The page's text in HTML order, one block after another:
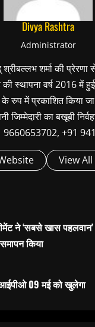
Divya Rashtra
Administrator
श्रीबल्लभ शर्मा की प्रेरणा
स्थापना वर्ष 2016 में
रुप में प्रकाशित किया जा
जिम्मेदारी का बखूबी
9660653702, +91
View
ने ‘सबसे खास
किया
09 मई को खुलेगा